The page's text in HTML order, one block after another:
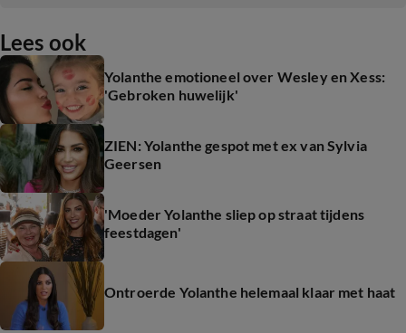
Lees ook
Yolanthe emotioneel over Wesley en Xess:
'Gebroken huwelijk'
ZIEN: Yolanthe gespot met ex van Sylvia
Geersen
'Moeder Yolanthe sliep op straat tijdens
feestdagen'
Ontroerde Yolanthe helemaal klaar met haat